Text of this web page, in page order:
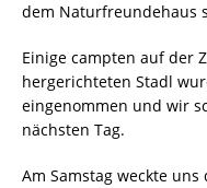
dem Naturfreundehaus
Einige campten auf der
hergerichteten Stadl
eingenommen und wir
nächsten Tag.
Am Samstag weckte